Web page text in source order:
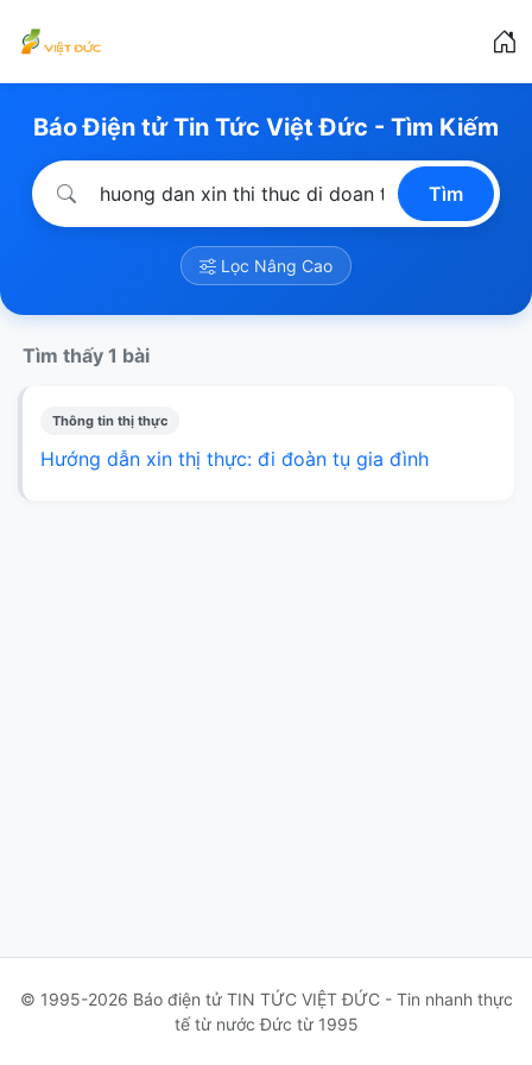
Báo Điện tử Tin Tức Việt Đức - Tìm Kiếm
Tìm
Lọc Nâng Cao
Tìm thấy 1 bài
Thông tin thị thực
Hướng dẫn xin thị thực: đi đoàn tụ gia đình
© 1995-2026 Báo điện tử TIN TỨC VIỆT ĐỨC - Tin nhanh thực
tế từ nước Đức từ 1995